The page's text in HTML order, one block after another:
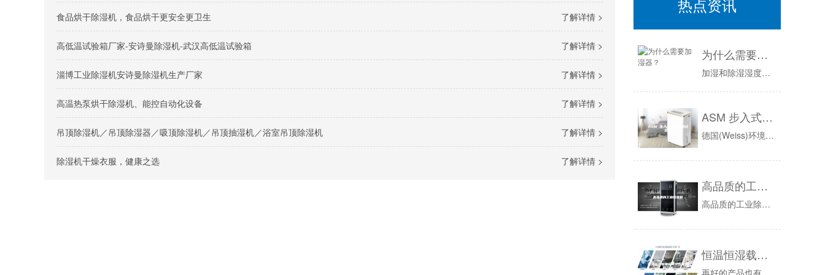
了解详情 >
食品烘干除湿机，食品烘干更安全更卫生
了解详情 >
高低温试验箱厂家-安诗曼除湿机-武汉高低温试验箱
了解详情 >
淄博工业除湿机安诗曼除湿机生产厂家
了解详情 >
高温热泵烘干除湿机、能控自动化设备
了解详情 >
吊顶除湿机／吊顶除湿器／吸顶除湿机／吊顶抽湿机／浴室吊顶除湿机
了解详情 >
除湿机干燥衣服，健康之选
热点资讯
为什么需要加湿器？
加湿和除湿湿度是由空气中所含水蒸气的量来决定。而且利用增加或减少水蒸气的量，可以调整湿度。其中，增加水蒸气的量的操作，称作「加湿」，减少水蒸...
ASM 步入式恒温恒湿试验箱
德国(Weiss)环境技术公司专门从事环境技术模拟，是标准测试设备和特殊测试系统的最大制造商。产品系列包括气候模拟系统以及用于温度、温度冲击...
高品质的工业除湿机
高品质的工业除湿机，?我们知道，企业在建立之初都会选一个适当的地方，但是不管这个地方多么的干爽，到了下雨的时候生产环境还是会非常潮湿的，当然...
恒温恒湿载重称重系统保养的方法